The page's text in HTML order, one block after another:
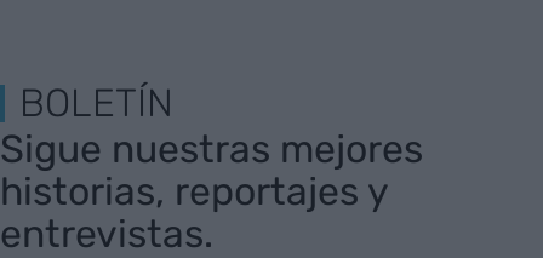
BOLETÍN
Sigue nuestras mejores
historias, reportajes y
entrevistas.